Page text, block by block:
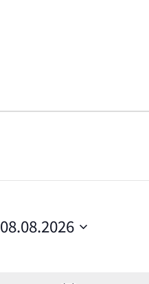
08.08.2026